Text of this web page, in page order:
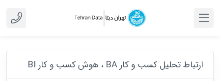
ارتباط تحلیل کسب و کار BA ، هوش کسب و کار BI